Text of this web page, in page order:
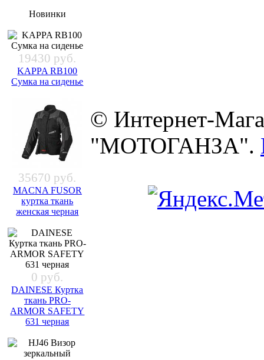
Новинки
19430 руб.
KAPPA RB100
Сумка на сиденье
35670 руб.
MACNA FUSOR
куртка ткань
женская черная
0 руб.
DAINESE Куртка
ткань PRO-
ARMOR SAFETY
631 черная
© Интернет-
"МОТОГАНЗА".